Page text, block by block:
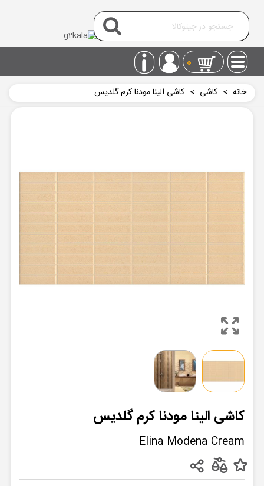
0
خانه > کاشی > کاشی الینا مودنا کرم گلدیس
کاشی الینا مودنا کرم گلدیس
Elina Modena Cream